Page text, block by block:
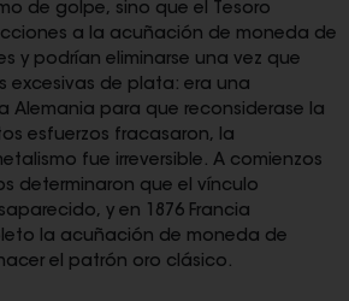
de golpe, sino que el Tesoro
a la acuñación de moneda de
y podrían eliminarse una vez que
excesivas de plata: era una
Alemania para que reconsiderase la
esfuerzos fracasaron, la
fue irreversible. A comienzos
determinaron que el vínculo
y en 1876 Francia
la acuñación de moneda de
el patrón oro clásico.